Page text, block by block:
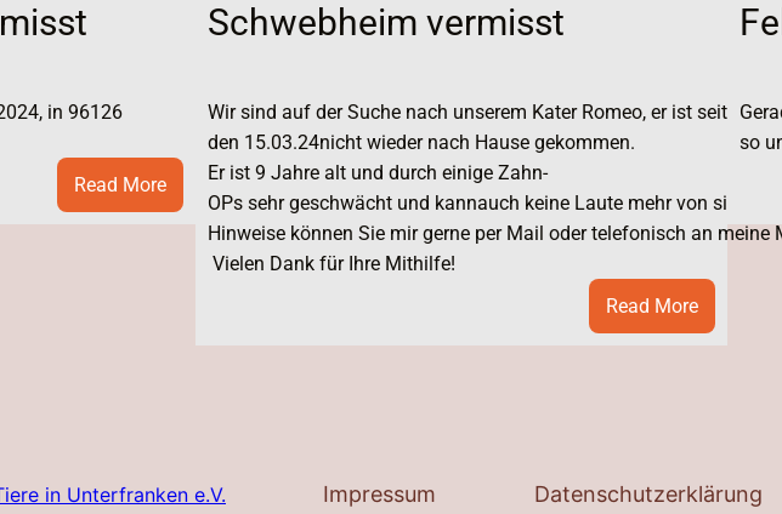
in 96126
Read More:
UPDATE
Kater
Fränzi
Schwebheim vermisst
Wir sind auf der Suche nach unserem Kater Romeo, er ist seit
den 15.03.24nicht wieder nach Hause gekommen.
Er ist 9 Jahre alt und durch einige Zahn-
OPs sehr geschwächt und kannauch keine Laute mehr von sich
Hinweise können Sie mir gerne per Mail oder telefonisch an
Vielen Dank für Ihre Mithilfe!
Read More:
Kater
vermisst
so
in Unterfranken e.V. Impressum Datenschutzerklärung